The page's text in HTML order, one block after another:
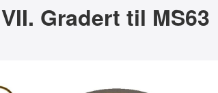
Gradert til MS63